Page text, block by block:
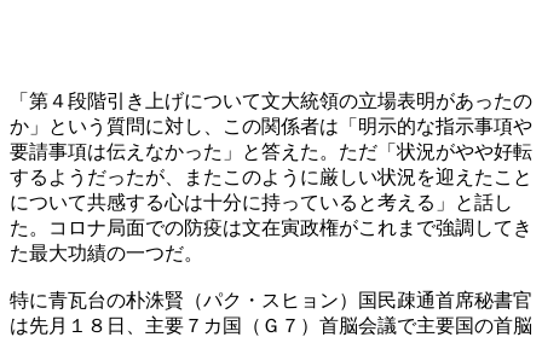
「第４段階引き上げについて文大統領の立場表明があったの
か」という質問に対し、この関係者は「明示的な指示事項や
要請事項は伝えなかった」と答えた。ただ「状況がやや好転
するようだったが、またこのように厳しい状況を迎えたこと
について共感する心は十分に持っていると考える」と話し
た。コロナ局面での防疫は文在寅政権がこれまで強調してき
た最大功績の一つだ。
特に青瓦台の朴洙賢（パク・スヒョン）国民疎通首席秘書官
は先月１８日、主要７カ国（Ｇ７）首脳会議で主要国の首脳